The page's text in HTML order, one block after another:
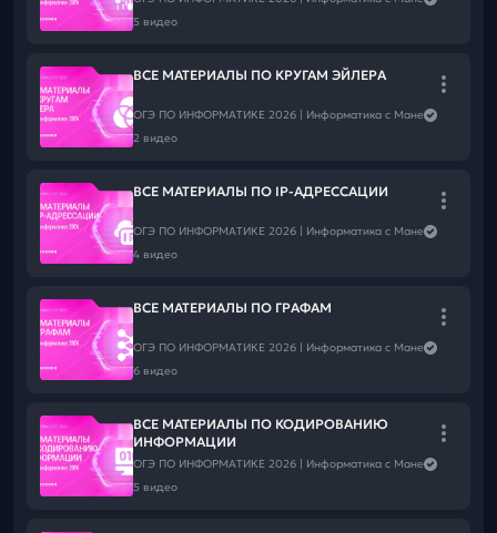
ВК
5 видео
ВСЕ МАТЕРИАЛЫ ПО КРУГАМ ЭЙЛЕРА
ОГЭ ПО ИНФОРМАТИКЕ 2026 | Информатика с Мане
2 видео
ВСЕ МАТЕРИАЛЫ ПО IP-АДРЕССАЦИИ
ОГЭ ПО ИНФОРМАТИКЕ 2026 | Информатика с Мане
4 видео
ВСЕ МАТЕРИАЛЫ ПО ГРАФАМ
ОГЭ ПО ИНФОРМАТИКЕ 2026 | Информатика с Мане
6 видео
ВСЕ МАТЕРИАЛЫ ПО КОДИРОВАНИЮ
ИНФОРМАЦИИ
ОГЭ ПО ИНФОРМАТИКЕ 2026 | Информатика с Мане
5 видео